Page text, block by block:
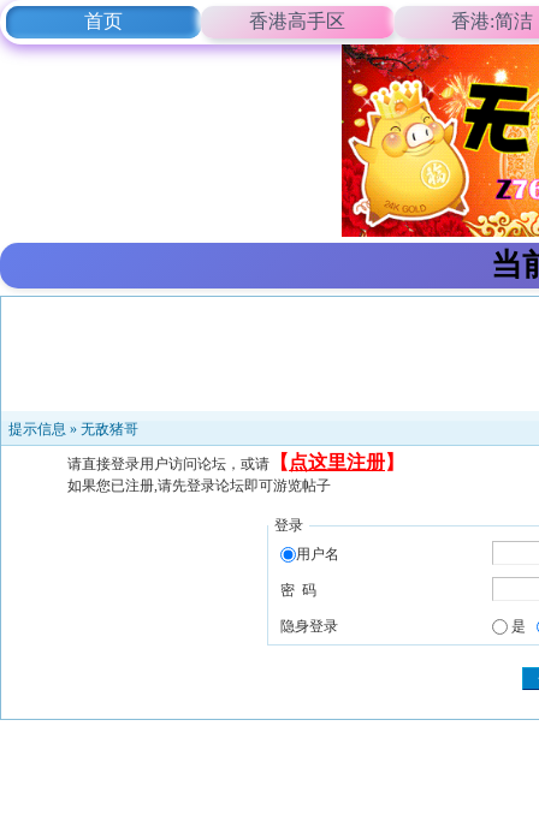
首页 香港高手区 香港:简洁
当
提示信息 » 无敌猪哥
请直接登录用户访问论坛，或请 【 点这里注册】
如果您已注册,请先登录论坛即可游览帖子
登录
用户名
密 码
隐身登录 是